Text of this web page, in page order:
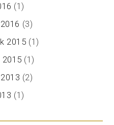
(1)
(3)
2015 (1)
2015 (1)
(2)
(1)